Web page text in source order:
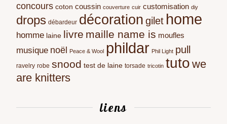
concours coton coussin couverture cuir customisation diy
drops débardeur décoration gilet home
homme laine livre maille name is moufles
musique noël Peace & Wool phildar Phil Light pull
ravelry robe snood test de laine torsade tricotin tuto we
are knitters
liens